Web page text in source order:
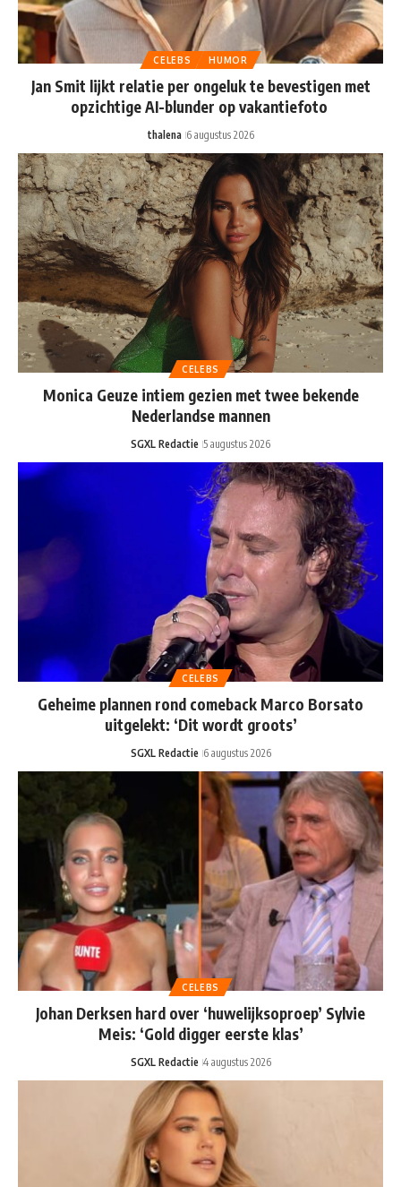
CELEBS HUMOR
Jan Smit lijkt relatie per ongeluk te bevestigen met
opzichtige AI-blunder op vakantiefoto
thalena 6 augustus 2026
CELEBS
Monica Geuze intiem gezien met twee bekende
Nederlandse mannen
SGXL Redactie 5 augustus 2026
CELEBS
Geheime plannen rond comeback Marco Borsato
uitgelekt: ‘Dit wordt groots’
SGXL Redactie 6 augustus 2026
CELEBS
Johan Derksen hard over ‘huwelijksoproep’ Sylvie
Meis: ‘Gold digger eerste klas’
SGXL Redactie 4 augustus 2026